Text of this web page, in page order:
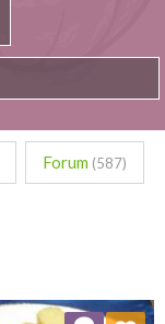
Forum (587)
Dodaj do ulubionych